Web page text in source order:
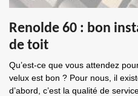
Renolde 60 : bon
de toit
Qu’est-ce que vous attendez
velux est bon ? Pour nous, il
d’abord, c’est la qualité de